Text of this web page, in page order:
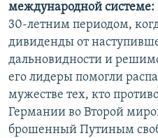
международной системе:
30-летним периодом,
дивиденды от
дальновидности и
его лидеры помогли
мужестве тех, кто
Германии во Второй
брошенный Путиным